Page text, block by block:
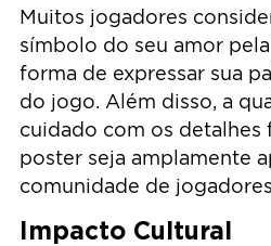
Muitos jogadores
símbolo do seu amor
forma de expressar sua
do jogo. Além disso, a
cuidado com os detalhes
poster seja amplamente
comunidade de
Impacto Cultural